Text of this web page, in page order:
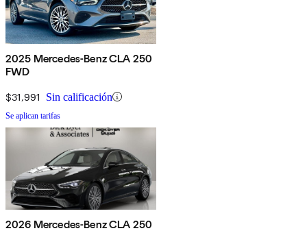
2025 Mercedes-Benz CLA 250
FWD
$31,991 Sin calificación
Se aplican tarifas
2026 Mercedes-Benz CLA 250